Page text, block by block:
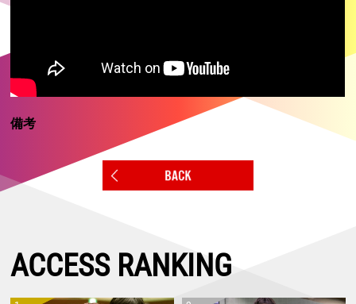
備考
ACCESS RANKING